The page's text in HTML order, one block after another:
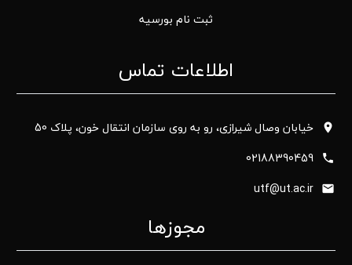
ثبت نام بورسیه
اطلاعات تماس
خیابان وصال شیرازی، رو به روی سازمان انتقال خون، پلاک 50
02188390459
utf@ut.ac.ir
مجوزها